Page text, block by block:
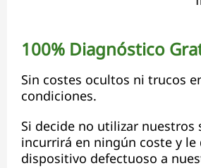
100% Diagnóstico
Sin costes ocultos ni trucos
condiciones.
Si decide no utilizar nuestros
incurrirá en ningún coste y le
dispositivo defectuoso a